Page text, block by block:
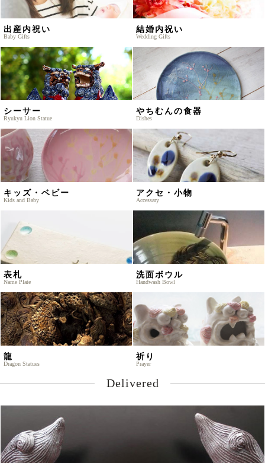
出産内祝い
Baby Gifts
結婚内祝い
Wedding Gifts
シーサー
Ryukyu Lion Statue
やちむんの食器
Dishes
キッズ・ベビー
Kids and Baby
アクセ・小物
Accessary
表札
Name Plate
洗面ボウル
Handwash Bowl
龍
Dragon Statues
祈り
Prayer
Delivered